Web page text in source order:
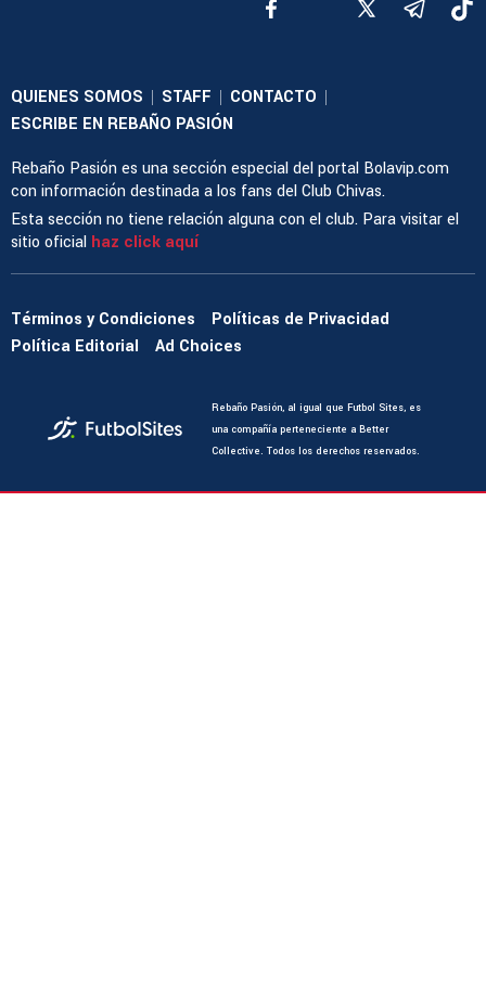
QUIENES SOMOS | STAFF | CONTACTO |
ESCRIBE EN REBAÑO PASIÓN
Rebaño Pasión es una sección especial del portal Bolavip.com
con información destinada a los fans del Club Chivas.
Esta sección no tiene relación alguna con el club. Para visitar el
sitio oficial haz click aquí
Términos y Condiciones
Políticas de Privacidad
Política Editorial
Ad Choices
Rebaño Pasión, al igual que Futbol Sites, es
una compañía perteneciente a Better
Collective. Todos los derechos reservados.